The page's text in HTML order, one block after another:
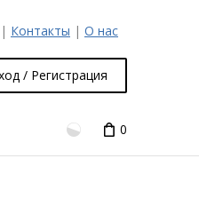
| Контакты | О нас
/ Регистрация
0